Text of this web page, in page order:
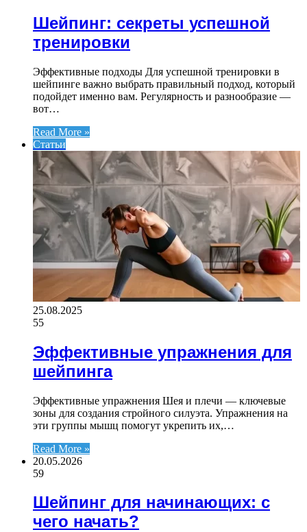
Шейпинг: секреты успешной
тренировки
Эффективные подходы Для успешной тренировки в
шейпинге важно выбрать правильный подход, который
подойдет именно вам. Регулярность и разнообразие —
вот…
Read More »
Статьи
25.08.2025
55
Эффективные упражнения для
шейпинга
Эффективные упражнения Шея и плечи — ключевые
зоны для создания стройного силуэта. Упражнения на
эти группы мышц помогут укрепить их,…
Read More »
20.05.2026
59
Шейпинг для начинающих: с
чего начать?